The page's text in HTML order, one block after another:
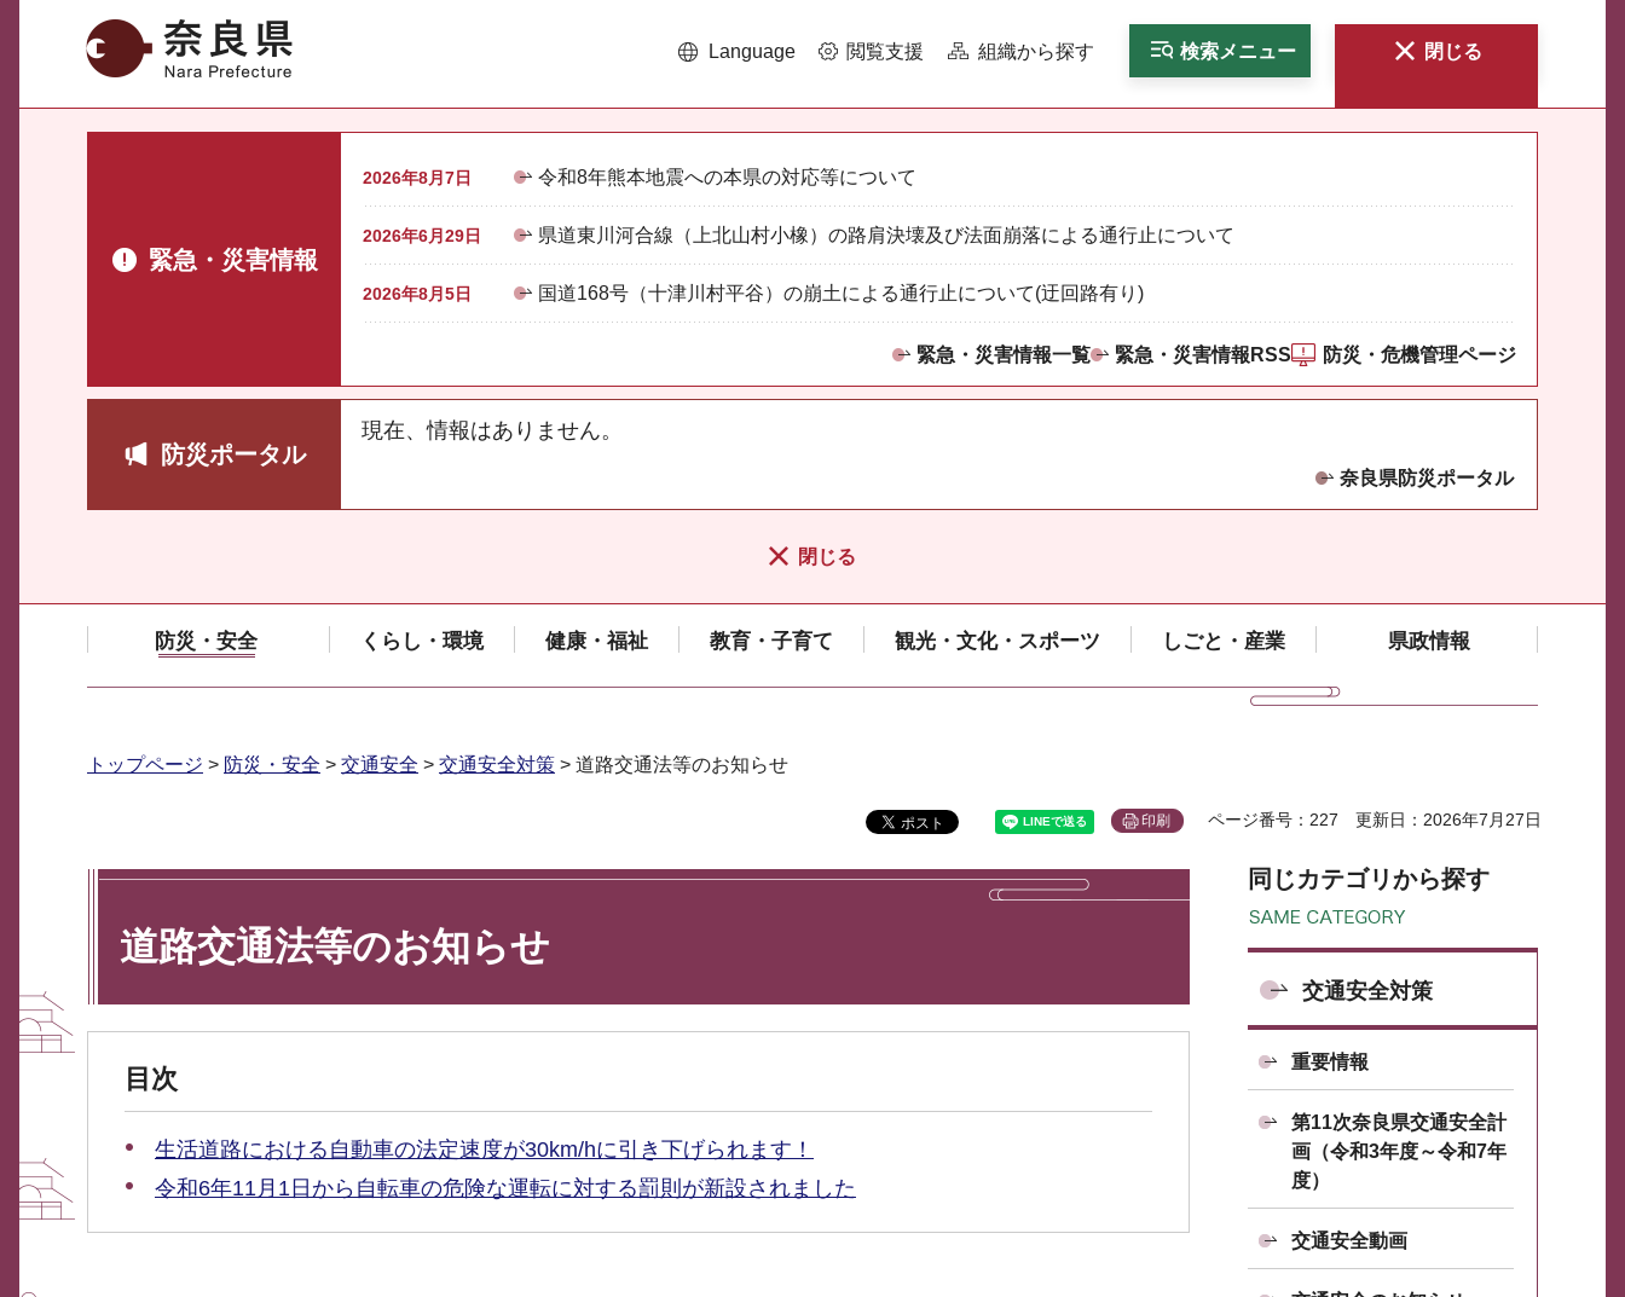
奈良県 Language 閲覧支援 組織から探す 検索メニュー 閉じる
緊急・災害情報
2026年8月7日 令和8年熊本地震への本県の対応等について
2026年6月29日 県道東川河合線（上北山村小橡）の路肩決壊及び法面崩落による通行止について
2026年8月5日 国道168号（十津川村平谷）の崩土による通行止について(迂回路有り)
緊急・災害情報一覧 緊急・災害情報RSS 防災・危機管理ページ
防災ポータル
現在、情報はありません。
奈良県防災ポータル
閉じる
防災・安全 くらし・環境 健康・福祉 教育・子育て 観光・文化・スポーツ しごと・産業 県政情報
トップページ > 防災・安全 > 交通安全 > 交通安全対策 > 道路交通法等のお知らせ
印刷 ページ番号：227 更新日：2026年7月27日
道路交通法等のお知らせ
目次
生活道路における自動車の法定速度が30km/hに引き下げられます！
令和6年11月1日から自転車の危険な運転に対する罰則が新設されました
同じカテゴリから探す
交通安全対策
重要情報
第11次奈良県交通安全計
画（令和3年度～令和7年
度）
交通安全動画